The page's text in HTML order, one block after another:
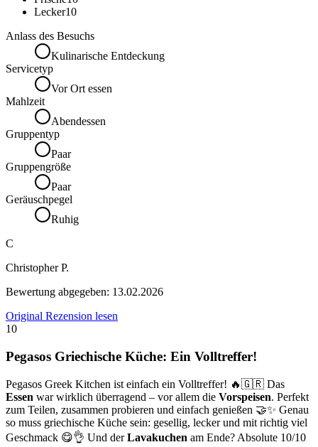
Lecker10
Anlass des Besuchs
Kulinarische Entdeckung
Servicetyp
Vor Ort essen
Mahlzeit
Abendessen
Gruppentyp
Paar
Gruppengröße
Paar
Geräuschpegel
Ruhig
C
Christopher P.
Bewertung abgegeben: 13.02.2026
Original Rezension lesen
10
Pegasos Griechische Küche: Ein Volltreffer!
Pegasos Greek Kitchen ist einfach ein Volltreffer! 🔥🇬🇷 Das
Essen war wirklich überragend – vor allem die Vorspeisen. Perfekt
zum Teilen, zusammen probieren und einfach genießen 🤝✨ Genau
so muss griechische Küche sein: gesellig, lecker und mit richtig viel
Geschmack 😋👌 Und derLavakuchen am Ende? Absolute 10/10